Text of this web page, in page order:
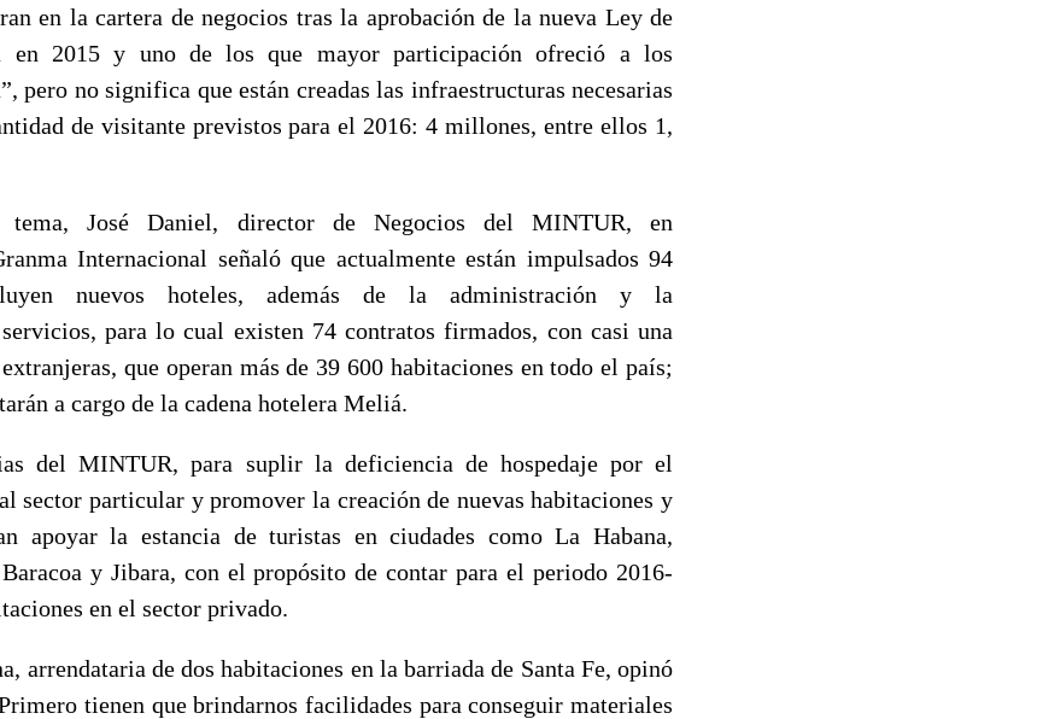
en la cartera de negocios tras la aprobación de la nueva Ley de
en 2015 y uno de los que mayor participación ofreció a los
pero no significa que están creadas las infraestructuras necesarias
de visitante previstos para el 2016: 4 millones, entre ellos 1,
tema, José Daniel, director de Negocios del MINTUR, en
Internacional señaló que actualmente están impulsados 94
nuevos hoteles, además de la administración y la
para lo cual existen 74 contratos firmados, con casi una
que operan más de 39 600 habitaciones en todo el país;
a cargo de la cadena hotelera Meliá.
del MINTUR, para suplir la deficiencia de hospedaje por el
sector particular y promover la creación de nuevas habitaciones y
apoyar la estancia de turistas en ciudades como La Habana,
y Jibara, con el propósito de contar para el periodo 2016-
en el sector privado.
arrendataria de dos habitaciones en la barriada de Santa Fe, opinó
tienen que brindarnos facilidades para conseguir materiales